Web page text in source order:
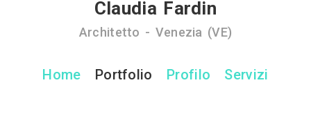
Claudia Fardin
Architetto - Venezia (VE)
Home Portfolio Profilo Servizi